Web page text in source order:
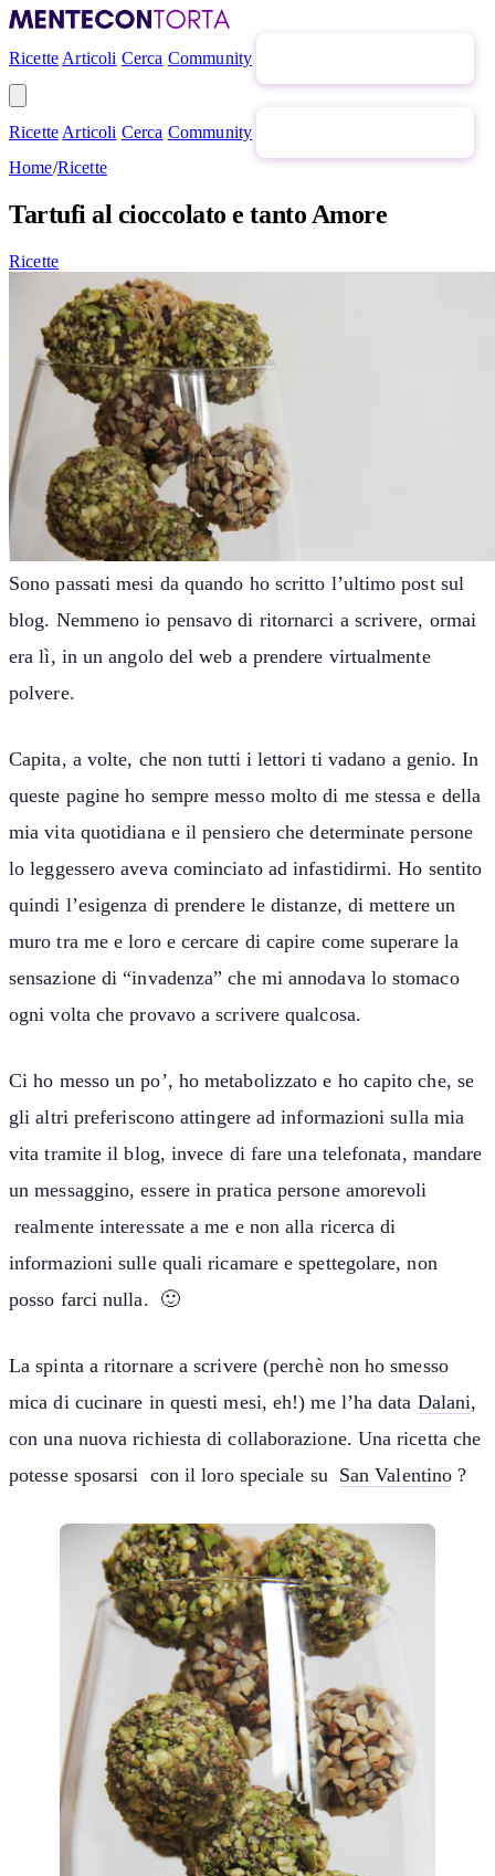
Ricette Articoli Cerca Community
Ricette Articoli Cerca Community
Home/Ricette
Tartufi al cioccolato e tanto Amore
Ricette
Sono passati mesi da quando ho scritto l’ultimo post sul
blog. Nemmeno io pensavo di ritornarci a scrivere, ormai
era lì, in un angolo del web a prendere virtualmente
polvere.
Capita, a volte, che non tutti i lettori ti vadano a genio. In
queste pagine ho sempre messo molto di me stessa e della
mia vita quotidiana e il pensiero che determinate persone
lo leggessero aveva cominciato ad infastidirmi. Ho sentito
quindi l’esigenza di prendere le distanze, di mettere un
muro tra me e loro e cercare di capire come superare la
sensazione di “invadenza” che mi annodava lo stomaco
ogni volta che provavo a scrivere qualcosa.
Ci ho messo un po’, ho metabolizzato e ho capito che, se
gli altri preferiscono attingere ad informazioni sulla mia
vita tramite il blog, invece di fare una telefonata, mandare
un messaggino, essere in pratica persone amorevoli
realmente interessate a me e non alla ricerca di
informazioni sulle quali ricamare e spettegolare, non
posso farci nulla. 🙂
La spinta a ritornare a scrivere (perchè non ho smesso
mica di cucinare in questi mesi, eh!) me l’ha data Dalani,
con una nuova richiesta di collaborazione. Una ricetta che
potesse sposarsi con il loro speciale su San Valentino ?